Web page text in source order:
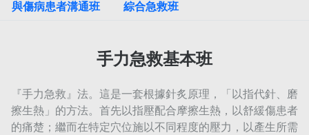
與傷病患者溝通班
綜合急救班
手力急救基本班
『手力急救』法。這是一套根據針炙原理，「以指代針、磨
擦生熱」的方法。首先以指壓配合摩擦生熱，以舒緩傷患者
的痛楚；繼而在特定穴位施以不同程度的壓力，以產生所需